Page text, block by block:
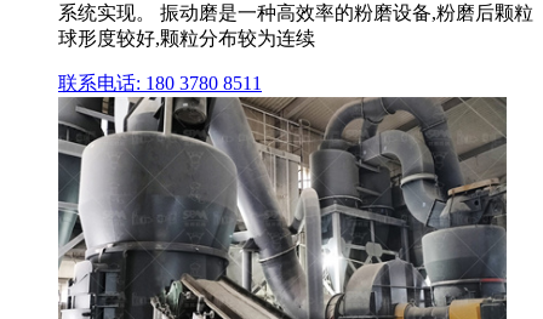
系统实现。 振动磨是一种高效率的粉磨设备,粉磨后颗粒
球形度较好,颗粒分布较为连续
联系电话: 180 3780 8511